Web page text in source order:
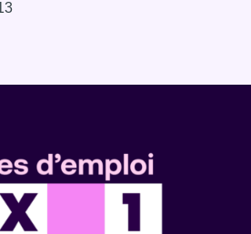
Classissimo: la transmission au